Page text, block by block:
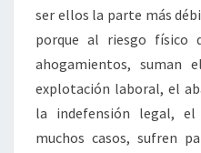
ser ellos la parte más
porque al riesgo físico
ahogamientos, suman
explotación laboral, el
la indefensión legal,
muchos casos, sufren